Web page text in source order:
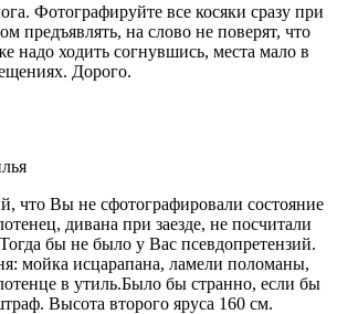
Фотографируйте все косяки сразу при
предъявлять, на слово не поверят, что
надо ходить согнувшись, места мало в
Дорого.
что Вы не сфотографировали состояние
дивана при заезде, не посчитали
бы не было у Вас псевдопретензий.
мойка исцарапана, ламели поломаны,
в утиль.Было бы странно, если бы
Высота второго яруса 160 см.